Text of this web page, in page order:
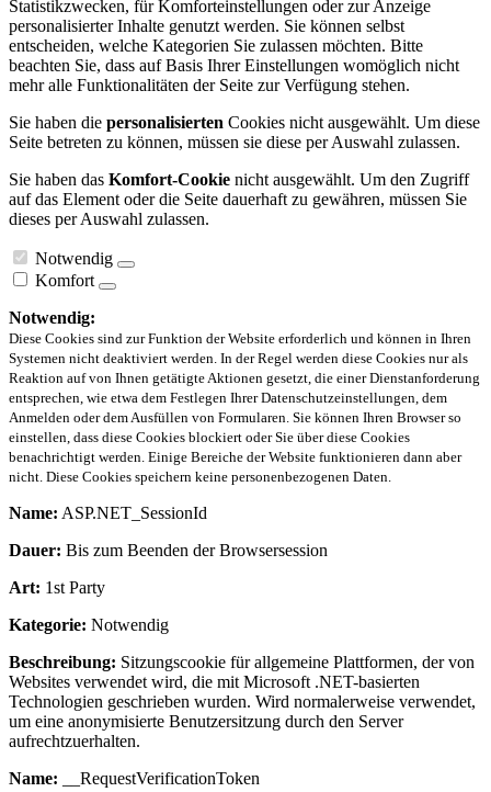
Statistikzwecken, für Komforteinstellungen oder zur Anzeige
personalisierter Inhalte genutzt werden. Sie können selbst
entscheiden, welche Kategorien Sie zulassen möchten. Bitte
beachten Sie, dass auf Basis Ihrer Einstellungen womöglich nicht
mehr alle Funktionalitäten der Seite zur Verfügung stehen.
Sie haben die personalisierten Cookies nicht ausgewählt. Um diese
Seite betreten zu können, müssen sie diese per Auswahl zulassen.
Sie haben das Komfort-Cookie nicht ausgewählt. Um den Zugriff
auf das Element oder die Seite dauerhaft zu gewähren, müssen Sie
dieses per Auswahl zulassen.
Notwendig
Komfort
Notwendig:
Diese Cookies sind zur Funktion der Website erforderlich und können in Ihren
Systemen nicht deaktiviert werden. In der Regel werden diese Cookies nur als
Reaktion auf von Ihnen getätigte Aktionen gesetzt, die einer Dienstanforderung
entsprechen, wie etwa dem Festlegen Ihrer Datenschutzeinstellungen, dem
Anmelden oder dem Ausfüllen von Formularen. Sie können Ihren Browser so
einstellen, dass diese Cookies blockiert oder Sie über diese Cookies
benachrichtigt werden. Einige Bereiche der Website funktionieren dann aber
nicht. Diese Cookies speichern keine personenbezogenen Daten.
Name: ASP.NET_SessionId
Dauer: Bis zum Beenden der Browsersession
Art: 1st Party
Kategorie: Notwendig
Beschreibung: Sitzungscookie für allgemeine Plattformen, der von
Websites verwendet wird, die mit Microsoft .NET-basierten
Technologien geschrieben wurden. Wird normalerweise verwendet,
um eine anonymisierte Benutzersitzung durch den Server
aufrechtzuerhalten.
Name: __RequestVerificationToken